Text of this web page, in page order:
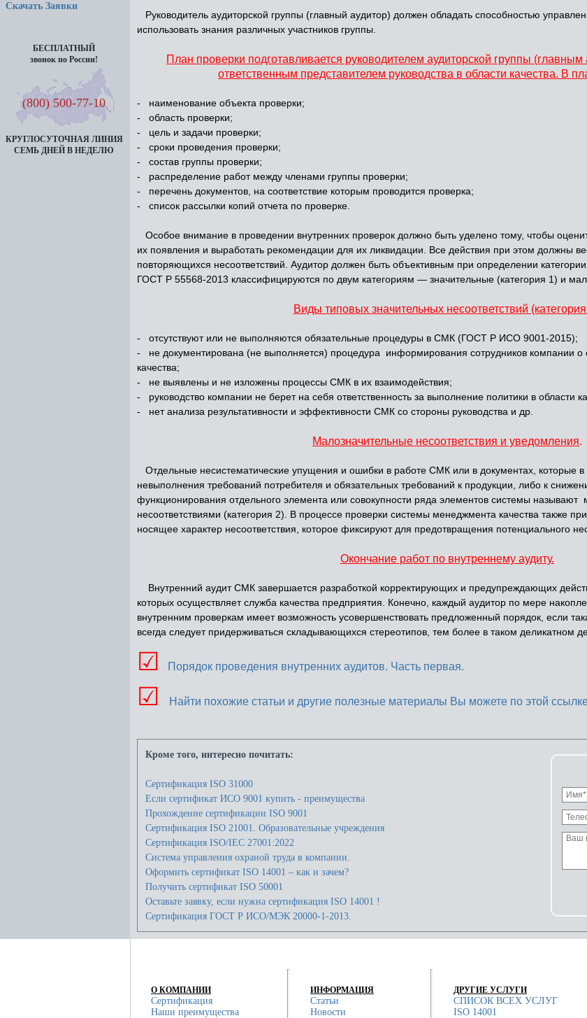
Скачать Заявки
БЕСПЛАТНЫЙ
звонок по России!
(800) 500-77-10
КРУГЛОСУТОЧНАЯ ЛИНИЯ
СЕМЬ ДНЕЙ В НЕДЕЛЮ
Руководитель аудиторской группы (главный аудитор) должен обладать способностью
использовать знания различных участников группы.
План проверки подготавливается руководителем аудиторской группы
ответственным представителем руководства в области качества. В
- наименование объекта проверки;
- область проверки;
- цель и задачи проверки;
- сроки проведения проверки;
- состав группы проверки;
- распределение работ между членами группы проверки;
- перечень документов, на соответствие которым проводится проверка;
- список рассылки копий отчета по проверке.
Особое внимание в проведении внутренних проверок должно быть уделено тому, чтобы
их появления и выработать рекомендации для их ликвидации. Все действия при этом должны
повторяющихся несоответствий. Аудитор должен быть объективным при определении категории
ГОСТ Р 55568-2013 классифицируются по двум категориям — значительные (категория 1) и
Виды типовых значительных несоответствий
- отсутствуют или не выполняются обязательные процедуры в СМК (ГОСТ Р ИСО 9001-2015);
- не документирована (не выполняется) процедура информирования сотрудников компании о
качества;
- не выявлены и не изложены процессы СМК в их взаимодействия;
- руководство компании не берет на себя ответственность за выполнение политики в области
- нет анализа результативности и эффективности СМК со стороны руководства и др.
Малозначительные несоответствия и уведомления.
Отдельные несистематические упущения и ошибки в работе СМК или в документах, которые в
невыполнения требований потребителя и обязательных требований к продукции, либо к
функционирования отдельного элемента или совокупности ряда элементов системы называют
несоответствиями (категория 2). В процессе проверки системы менеджмента качества также
носящее характер несоответствия, которое фиксируют для предотвращения потенциального
Окончание работ по внутреннему аудиту.
Внутренний аудит СМК завершается разработкой корректирующих и предупреждающих
которых осуществляет служба качества предприятия. Конечно, каждый аудитор по мере
внутренним проверкам имеет возможность усовершенствовать предложенный порядок, если
всегда следует придерживаться складывающихся стереотипов, тем более в таком деликатном
☑ Порядок проведения внутренних аудитов. Часть первая.
☑ Найти похожие статьи и другие полезные материалы Вы можете по этой
Кроме того, интересно почитать:
Сертификация ISO 31000
Если сертификат ИСО 9001 купить - преимущества
Прохождение сертификации ISO 9001
Сертификация ISO 21001. Образовательные учреждения
Сертификация ISO/IEC 27001:2022
Cистема управления охраной труда в компании.
Оформить сертификат ISO 14001 – как и зачем?
Получить сертификат ISO 50001
Оставьте заявку, если нужна сертификация ISO 14001 !
Сертификация ГОСТ Р ИСО/МЭК 20000-1-2013.
О КОМПАНИИ
Сертификация
Наши преимущества
ИНФОРМАЦИЯ
Статьи
Новости
ДРУГИЕ УСЛУГИ
СПИСОК ВСЕХ УСЛУГ
ISO 14001